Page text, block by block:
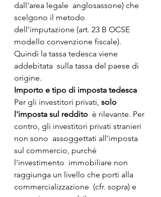
dall'area legale  anglosassone) che
scelgono il metodo
dell'imputazione (art. 23 B OCSE
modello convenzione fiscale).
Quindi la tassa tedesca viene
addebitata  sulla tassa del paese di
origine.
Importo e tipo di imposta tedesca
Per gli investitori privati, solo
l'imposta sul reddito
  è rilevante. Per
contro, gli investitori privati stranieri
non sono  assoggettati all'imposta
sul commercio, purché
l'investimento  immobiliare non
raggiunga un livello che porti alla
commercializzazione  (cfr. sopra) e